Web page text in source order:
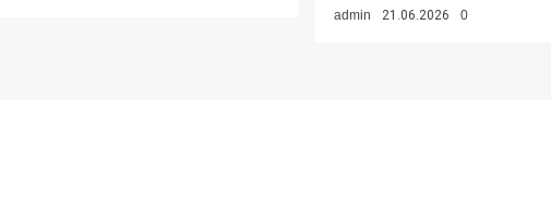
admin 21.06.2026 0